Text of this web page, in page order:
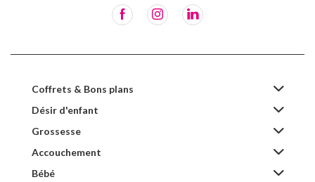
Coffrets & Bons plans
Désir d'enfant
Grossesse
Accouchement
Bébé